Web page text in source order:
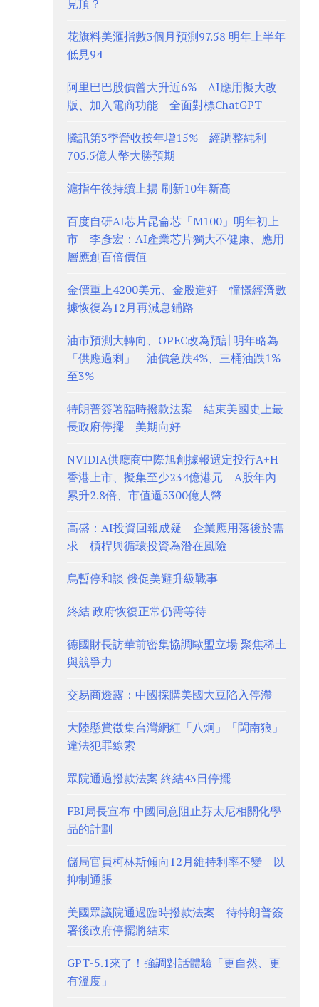
見頂？
花旗料美滙指數3個月預測97.58 明年上半年
低見94
阿里巴巴股價曾大升近6% AI應用擬大改
版、加入電商功能 全面對標ChatGPT
騰訊第3季營收按年增15% 經調整純利
705.5億人幣大勝預期
滬指午後持續上揚 刷新10年新高
百度自研AI芯片昆侖芯「M100」明年初上
市 李彥宏：AI產業芯片獨大不健康、應用
層應創百倍價值
金價重上4200美元、金股造好 憧憬經濟數
據恢復為12月再減息鋪路
油市預測大轉向、OPEC改為預計明年略為
「供應過剩」 油價急跌4%、三桶油跌1%
至3%
特朗普簽署臨時撥款法案 結束美國史上最
長政府停擺 美期向好
NVIDIA供應商中際旭創據報選定投行A+H
香港上市、擬集至少234億港元 A股年內
累升2.8倍、市值逼5300億人幣
高盛：AI投資回報成疑 企業應用落後於需
求 槓桿與循環投資為潛在風險
烏暫停和談 俄促美避升級戰事
終結 政府恢復正常仍需等待
德國財長訪華前密集協調歐盟立場 聚焦稀土
與競爭力
交易商透露：中國採購美國大豆陷入停滯
大陸懸賞徵集台灣網紅「八炯」「閩南狼」
違法犯罪線索
眾院通過撥款法案 終結43日停擺
FBI局長宣布 中國同意阻止芬太尼相關化學
品的計劃
儲局官員柯林斯傾向12月維持利率不變 以
抑制通脹
美國眾議院通過臨時撥款法案 待特朗普簽
署後政府停擺將結束
GPT-5.1來了！強調對話體驗「更自然、更
有溫度」